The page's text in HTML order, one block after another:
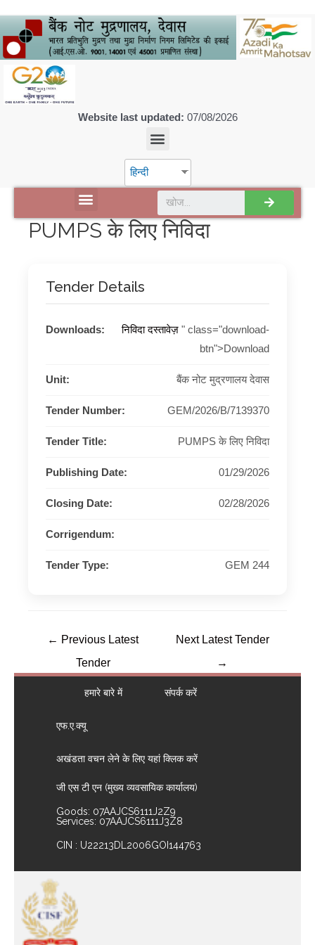
Website last updated: 07/08/2026
हिन्दी
PUMPS के लिए निविदा
Tender Details
Downloads: निविदा दस्तावेज़ " class="download-
btn">Download
Unit: बैंक नोट मुद्रणालय देवास
Tender Number: GEM/2026/B/7139370
Tender Title: PUMPS के लिए निविदा
Publishing Date: 01/29/2026
Closing Date: 02/28/2026
Corrigendum:
Tender Type: GEM 244
← Previous Latest
Tender
Next Latest Tender
→
हमारे बारे में संपर्क करें
एफ.ए.क्यू
अखंडता वचन लेने के लिए यहां क्लिक करें
जी एस टी एन (मुख्य व्यवसायिक कार्यालय)
Goods: 07AAJCS6111J2Z9
Services: 07AAJCS6111J3Z8
CIN : U22213DL2006GOI144763